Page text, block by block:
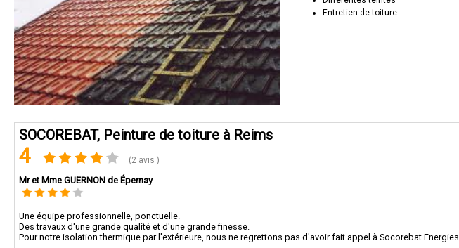
Entretien de toiture
SOCOREBAT, Peinture de toiture à Reims
4 (2 avis )
Mr et Mme GUERNON de Épernay
Une équipe professionnelle, ponctuelle.
Des travaux d'une grande qualité et d'une grande finesse.
Pour notre isolation thermique par l'extérieure, nous ne regrettons pas d'avoir fait appel à Socorebat Energies.